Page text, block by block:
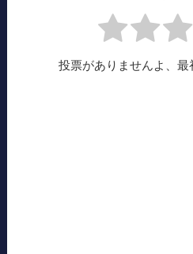
投票がありませんよ、最